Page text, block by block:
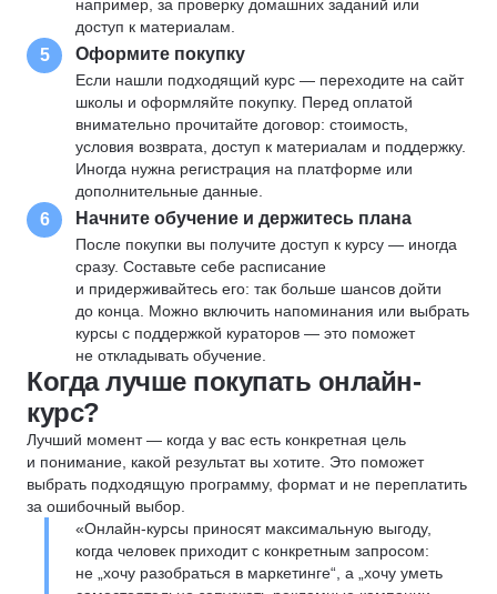
например, за проверку домашних заданий или
доступ к материалам.
5 Оформите покупку
Если нашли подходящий курс — переходите на сайт
школы и оформляйте покупку. Перед оплатой
внимательно прочитайте договор: стоимость,
условия возврата, доступ к материалам и поддержку.
Иногда нужна регистрация на платформе или
дополнительные данные.
6 Начните обучение и держитесь плана
После покупки вы получите доступ к курсу — иногда
сразу. Составьте себе расписание
и придерживайтесь его: так больше шансов дойти
до конца. Можно включить напоминания или выбрать
курсы с поддержкой кураторов — это поможет
не откладывать обучение.
Когда лучше покупать онлайн-
курс?
Лучший момент — когда у вас есть конкретная цель
и понимание, какой результат вы хотите. Это поможет
выбрать подходящую программу, формат и не переплатить
за ошибочный выбор.
«Онлайн-курсы приносят максимальную выгоду,
когда человек приходит с конкретным запросом:
не „хочу разобраться в маркетинге“, а „хочу уметь